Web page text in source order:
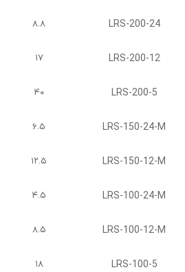
LRS-200-24 ۸.۸
LRS-200-12 ۱۷
LRS-200-5 ۴۰
LRS-150-24-M ۶.۵
LRS-150-12-M ۱۲.۵
LRS-100-24-M ۴.۵
LRS-100-12-M ۸.۵
LRS-100-5 ۱۸